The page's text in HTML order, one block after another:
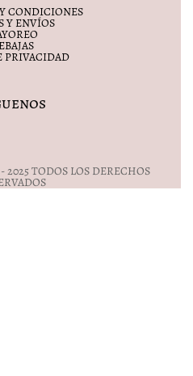
CONDICIONES
Y ENVÍOS
PRIVACIDAD
2025 TODOS LOS DERECHOS